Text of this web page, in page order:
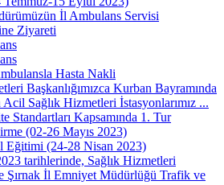
İl Ambulans Servisi
Ziyareti
Hasta Nakli
Başkanlığımızca Kurban Bayramında
Sağlık Hizmetleri İstasyonlarımız ...
Standartları Kapsamında 1. Tur
(02-26 Mayıs 2023)
Eğitimi (24-28 Nisan 2023)
tarihlerinde, Sağlık Hizmetleri
Şırnak İl Emniyet Müdürlüğü Trafik ve